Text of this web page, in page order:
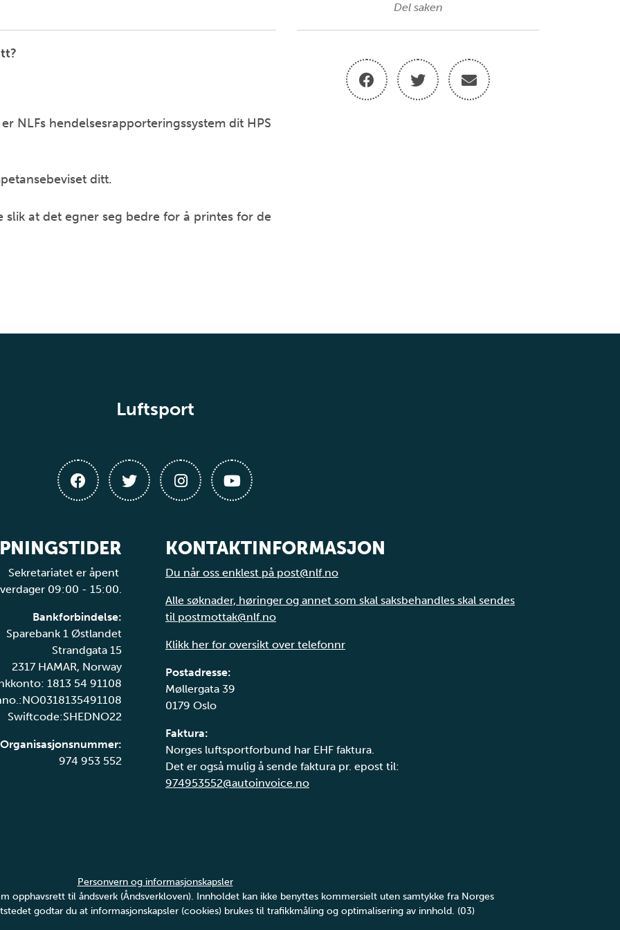
NLFs hendelsesrapporteringssystem dit HPS
ditt.
at det egner seg bedre for å printes for de
Del saken
Luftsport
Sekretariatet er åpent
09:00 - 15:00.
Bankforbindelse:
Sparebank 1 Østlandet
Strandgata 15
2317 HAMAR, Norway
1813 54 91108
Swiftcode:SHEDNO22
Organisasjonsnummer:
974 953 552
KONTAKTINFORMASJON
Du når oss enklest på post@nlf.no
Alle søknader, høringer og annet som skal saksbehandles skal sendes
til postmottak@nlf.no
Klikk her for oversikt over telefonnr
Postadresse:
Møllergata 39
0179 Oslo
Faktura:
Norges luftsportforbund har EHF faktura.
Det er også mulig å sende faktura pr. epost til:
974953552@autoinvoice.no
Personvern og informasjonskapsler
opphavsrett til åndsverk (Åndsverkloven). Innholdet kan ikke benyttes kommersielt uten samtykke fra Norges
godtar du at informasjonskapsler (cookies) brukes til trafikkmåling og optimalisering av innhold. (03)